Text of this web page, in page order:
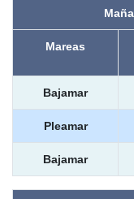
Mareas
Bajamar
Pleamar
Bajamar